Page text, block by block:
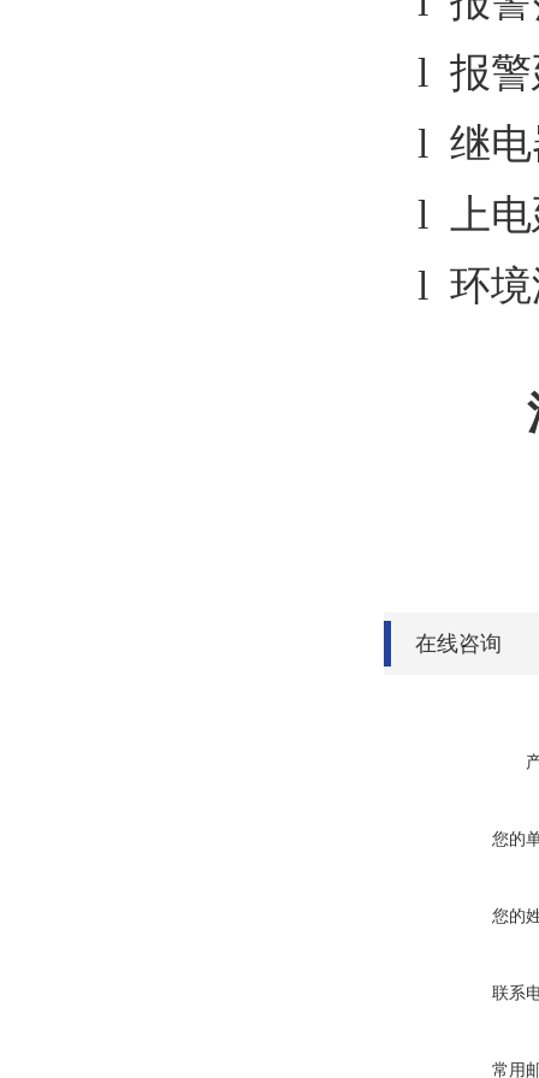
l 报警
l 继电
l 上电
l 环境
在线咨询
您的
您的
联系
常用